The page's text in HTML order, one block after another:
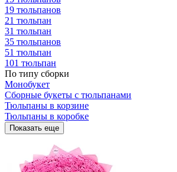
19 тюльпанов
21 тюльпан
31 тюльпан
35 тюльпанов
51 тюльпан
101 тюльпан
По типу сборки
Монобукет
Сборные букеты с тюльпанами
Тюльпаны в корзине
Тюльпаны в коробке
Показать еще